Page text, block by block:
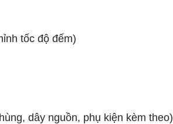
tốc độ đếm)
dây nguồn, phụ kiện kèm theo)